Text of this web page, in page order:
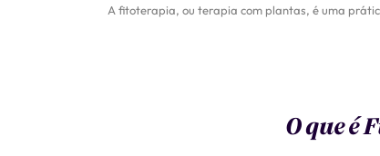
A fitoterapia, ou terapia com plantas, é uma
O que é